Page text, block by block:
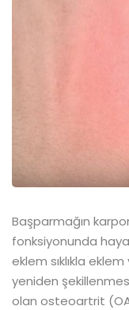
Başparmağın
fonksiyonunda
eklem sıklıkla
yeniden
olan osteoartrit